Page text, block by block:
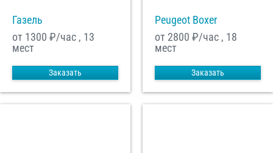
Газель
от 1300 ₽/час , 13
мест
Заказать
Peugeot Boxer
от 2800 ₽/час , 18
мест
Заказать
обработку моих Персональных данных